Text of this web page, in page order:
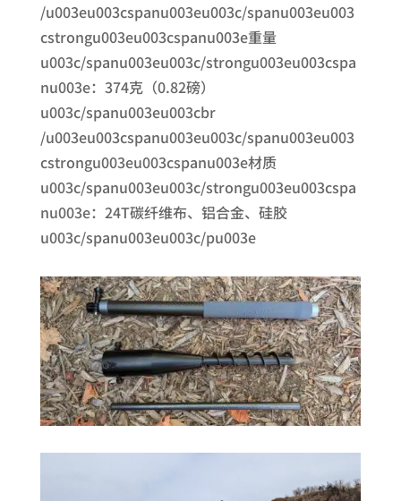
/u003eu003cspanu003eu003c/spanu003eu003
cstrongu003eu003cspanu003e重量
u003c/spanu003eu003c/strongu003eu003cspa
nu003e：374克（0.82磅）
u003c/spanu003eu003cbr
/u003eu003cspanu003eu003c/spanu003eu003
cstrongu003eu003cspanu003e材质
u003c/spanu003eu003c/strongu003eu003cspa
nu003e：24T碳纤维布、铝合金、硅胶
u003c/spanu003eu003c/pu003e